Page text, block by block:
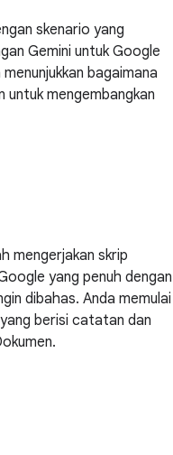
skenario yang
Gemini untuk Google
bagaimana
untuk mengembangkan
mengerjakan skrip
yang penuh dengan
dibahas. Anda memulai
berisi catatan dan